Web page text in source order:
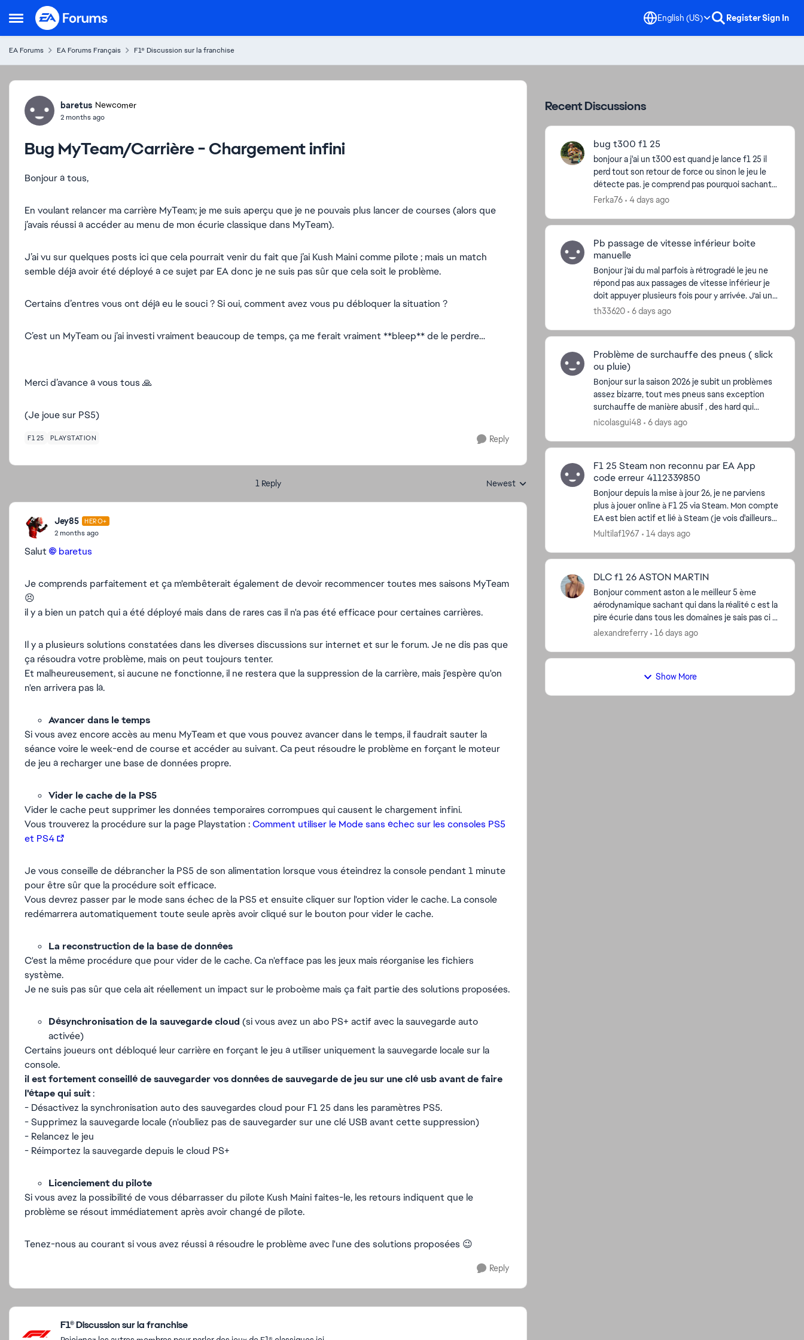
Open Side Menu
Skip to content English (US) RegisterSign In
EA Forums EA Forums Français F1® Discussion sur la franchise
Forum Discussion
baretus Newcomer
2 months ago
Bug MyTeam/Carrière - Chargement infini
Bonjour à tous,
En voulant relancer ma carrière MyTeam; je me suis aperçu que je ne pouvais plus lancer de courses (alors que
j’avais réussi à accéder au menu de mon écurie classique dans MyTeam).
J’ai vu sur quelques posts ici que cela pourrait venir du fait que j’ai Kush Maini comme pilote ; mais un match
semble déjà avoir été déployé à ce sujet par EA donc je ne suis pas sûr que cela soit le problème.
Certains d’entres vous ont déjà eu le souci ? Si oui, comment avez vous pu débloquer la situation ?
C’est un MyTeam ou j’ai investi vraiment beaucoup de temps, ça me ferait vraiment **bleep** de le perdre…
Merci d’avance à vous tous 🙏
(Je joue sur PS5)
F1 25 PLAYSTATION Reply
1 Reply Replies sorted by
Newest
Jey85 HERO+
2 months ago
Salut baretus​
Je comprends parfaitement et ça m'embêterait également de devoir recommencer toutes mes saisons MyTeam
😣
il y a bien un patch qui a été déployé mais dans de rares cas il n'a pas été efficace pour certaines carrières.
Il y a plusieurs solutions constatées dans les diverses discussions sur internet et sur le forum. Je ne dis pas que
ça résoudra votre problème, mais on peut toujours tenter.
Et malheureusement, si aucune ne fonctionne, il ne restera que la suppression de la carrière, mais j'espère qu'on
n'en arrivera pas là.
Avancer dans le temps
Si vous avez encore accès au menu MyTeam et que vous pouvez avancer dans le temps, il faudrait sauter la
séance voire le week-end de course et accéder au suivant. Ca peut résoudre le problème en forçant le moteur
de jeu à recharger une base de données propre.
Vider le cache de la PS5
Vider le cache peut supprimer les données temporaires corrompues qui causent le chargement infini.
Vous trouverez la procédure sur la page Playstation :Comment utiliser le Mode sans échec sur les consoles PS5
et PS4
Je vous conseille de débrancher la PS5 de son alimentation lorsque vous éteindrez la console pendant 1 minute
pour être sûr que la procédure soit efficace.
Vous devrez passer par le mode sans échec de la PS5 et ensuite cliquer sur l'option vider le cache. La console
redémarrera automatiquement toute seule après avoir cliqué sur le bouton pour vider le cache.
La reconstruction de la base de données
C'est la même procédure que pour vider de le cache. Ca n'efface pas les jeux mais réorganise les fichiers
système.
Je ne suis pas sûr que cela ait réellement un impact sur le proboème mais ça fait partie des solutions proposées.
Désynchronisation de la sauvegarde cloud (si vous avez un abo PS+ actif avec la sauvegarde auto
activée)
Certains joueurs ont débloqué leur carrière en forçant le jeu à utiliser uniquement la sauvegarde locale sur la
console.
il est fortement conseillé de sauvegarder vos données de sauvegarde de jeu sur une clé usb avant de faire
l'étape qui suit:
- Désactivez la synchronisation auto des sauvegardes cloud pour F1 25 dans les paramètres PS5.
- Supprimez la sauvegarde locale (n'oubliez pas de sauvegarder sur une clé USB avant cette suppression)
- Relancez le jeu
- Réimportez la sauvegarde depuis le cloud PS+
Licenciement du pilote
Si vous avez la possibilité de vous débarrasser du pilote Kush Maini faites-le, les retours indiquent que le
problème se résout immédiatement après avoir changé de pilote.
Tenez-nous au courant si vous avez réussi à résoudre le problème avec l'une des solutions proposées 😉
Reply
Featured Places
F1® Discussion sur la franchise
Recent Discussions
bug t300 f1 25
bonjour a j'ai un t300 est quand je lance f1 25 il
perd tout son retour de force ou sinon le jeu le
détecte pas. je comprend pas pourquoi sachant
que j'ai désinstallé et réinstallé et le jeu et les p...
Ferka76 4 days ago
Pb passage de vitesse inférieur boite
manuelle
Bonjour j’ai du mal parfois à rétrogradé le jeu ne
répond pas aux passages de vitesse inférieur je
doit appuyer plusieurs fois pour y arrivée. J’ai un
moza g2p gs et tout est a jour et calibré . J’ai...
th33620 6 days ago
Problème de surchauffe des pneus ( slick
ou pluie)
Bonjour sur la saison 2026 je subit un problèmes
assez bizarre, tout mes pneus sans exception
surchauffe de manière abusif , des hard qui
monte a plus de 120° et complètement détruit
nicolasgui48 6 days ago
F1 25 Steam non reconnu par EA App
code erreur 4112339850
Bonjour depuis la mise à jour 26, je ne parviens
plus à jouer online à F1 25 via Steam. Mon compte
EA est bien actif et lié à Steam (je vois d'ailleurs
bien mes jeux steam EA Sports FC 26 ainsi que
Multilaf1967 14 days ago
DLC f1 26 ASTON MARTIN
Bonjour comment aston a le meilleur 5 ème
aérodynamique sachant qui dans la réalité c est la
pire écurie dans tous les domaines je sais pas ci la
mis a jour des écurie étais faite
alexandreferry 16 days ago
Show More